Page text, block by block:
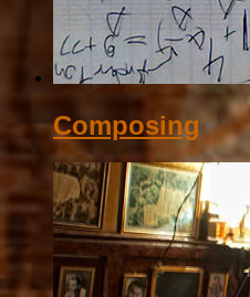
Composing